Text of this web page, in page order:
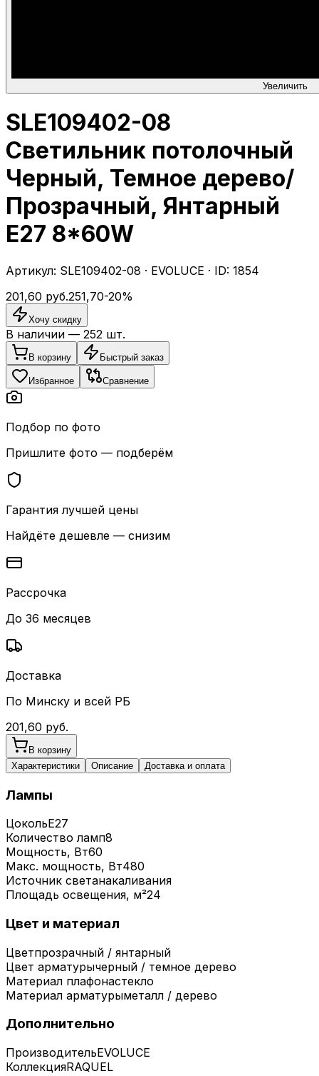
Увеличить
SLE109402-08
Светильник потолочный
Черный, Темное дерево/
Прозрачный, Янтарный
E27 8*60W
Артикул: SLE109402-08 · EVOLUCE · ID: 1854
201,60 руб.251,70-20%
Хочу скидку
В наличии — 252 шт.
В корзину Быстрый заказ
Избранное Сравнение
Подбор по фото
Пришлите фото — подберём
Гарантия лучшей цены
Найдёте дешевле — снизим
Рассрочка
До 36 месяцев
Доставка
По Минску и всей РБ
201,60 руб.
В корзину
Характеристики
Описание Доставка и оплата
Лампы
ЦокольE27
Количество ламп8
Мощность, Вт60
Макс. мощность, Вт480
Источник светанакаливания
Площадь освещения, м²24
Цвет и материал
Цветпрозрачный / янтарный
Цвет арматурычерный / темное дерево
Материал плафонастекло
Материал арматурыметалл / дерево
Дополнительно
ПроизводительEVOLUCE
КоллекцияRAQUEL